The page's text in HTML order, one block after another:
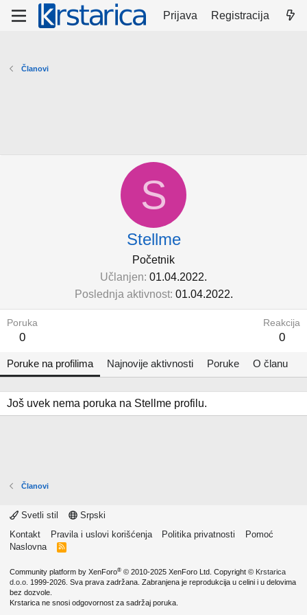
Prijava Registracija
Članovi
S
Stellme
Početnik
Učlanjen 01.04.2022.
Poslednja aktivnost 01.04.2022.
Poruka
0
Reakcija
0
Poruke na profilima Najnovije aktivnosti Poruke O članu
Još uvek nema poruka na Stellme profilu.
Članovi
Svetli stil
Srpski
Kontakt
Pravila i uslovi korišćenja Politika privatnosti
Pomoć
Naslovna
R
Community platform by XenForo® © 2010-2025 XenForo Ltd. Copyright © Krstarica
d.o.o. 1999-2026. Sva prava zadržana. Zabranjena je reprodukcija u celini i u delovima
bez dozvole.
Krstarica ne snosi odgovornost za sadržaj poruka.